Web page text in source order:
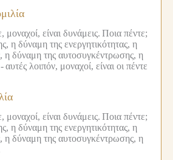
μοναχοί, είναι δυνάμεις. Ποια πέντε;
η δύναμη της ενεργητικότητας, η
η δύναμη της αυτοσυγκέντρωσης, η
αυτές λοιπόν, μοναχοί, είναι οι πέντε
μοναχοί, είναι δυνάμεις. Ποια πέντε;
η δύναμη της ενεργητικότητας, η
η δύναμη της αυτοσυγκέντρωσης, η